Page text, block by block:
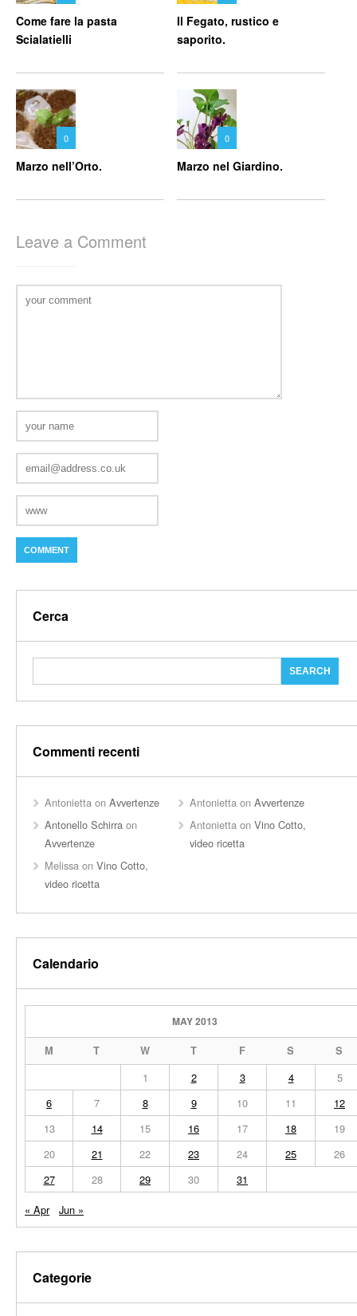
Come fare la pasta
Scialatielli
Il Fegato, rustico e
saporito.
0
Marzo nell’Orto.
0
Marzo nel Giardino.
Leave a Comment
Cerca
Commenti recenti
Antonietta on Avvertenze Antonietta onAvvertenze
Antonello Schirra on
Avvertenze
Antonietta onVino Cotto,
video ricetta
Melissa on Vino Cotto,
video ricetta
Calendario
MAY 2013
M T W T F S S
1 2 3 4
5
6
7 8 9 10 11
12
13
14 15 16 17 18
19
20
21 22 23 24 25
26
27
28 29 30
31
« Apr
Jun »
Categorie